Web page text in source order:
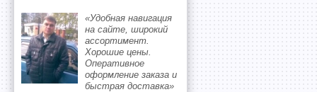
«Удобная навигация
на сайте, широкий
ассортимент.
Хорошие цены.
Оперативное
оформление заказа и
быстрая доставка»